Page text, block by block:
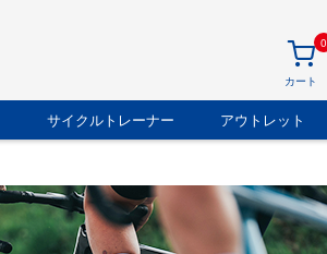
0
カート
サイクルトレーナー アウトレット